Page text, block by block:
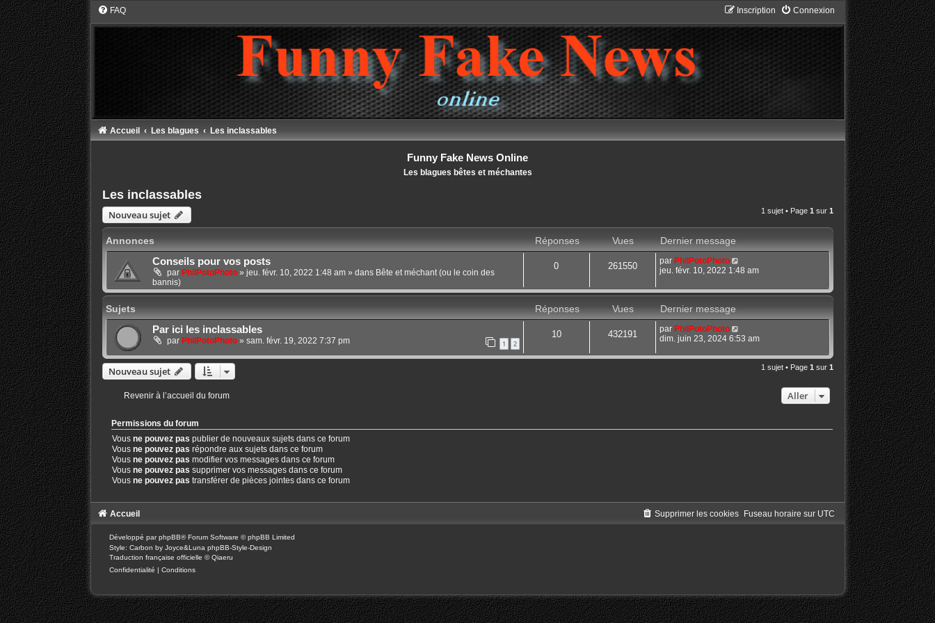
FAQ Connexion
Inscription
Accueil Les blagues Les inclassables
Funny Fake News Online
Les blagues bêtes et méchantes
Les inclassables
Nouveau sujet 1 sujet • Page 1 sur 1
Annonces Réponses Vues
Dernier message
Conseils pour vos posts
par PhilPotoPhoto» jeu. févr. 10, 2022 1:48 am» dans Bête et méchant (ou le coin des
bannis)
0 261550 par PhilPotoPhoto
jeu. févr. 10, 2022 1:48 am
Sujets Réponses Vues
Dernier message
Par ici les inclassables
par PhilPotoPhoto» sam. févr. 19, 2022 7:37 pm 1 2
10 432191 par PhilPotoPhoto
dim. juin 23, 2024 6:53 am
Nouveau sujet 1 sujet • Page 1 sur 1
Revenir à l’accueil du forum Aller
Permissions du forum
Vous ne pouvez pas publier de nouveaux sujets dans ce forum
Vous ne pouvez pas répondre aux sujets dans ce forum
Vous ne pouvez pas modifier vos messages dans ce forum
Vous ne pouvez pas supprimer vos messages dans ce forum
Vous ne pouvez pas transférer de pièces jointes dans ce forum
Accueil Fuseau horaire sur UTC
Supprimer les cookies
Développé parphpBB® Forum Software © phpBB Limited
Style: Carbon by Joyce&Luna phpBB-Style-Design
Traduction française officielle ©Qiaeru
Confidentialité
Conditions